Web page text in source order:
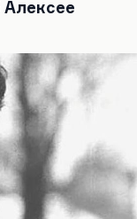
Алексее